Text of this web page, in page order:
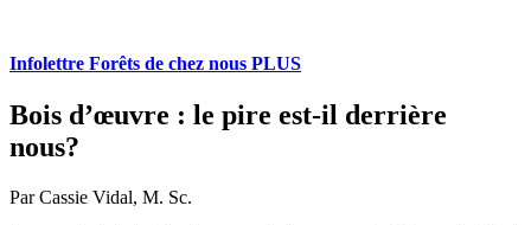
Infolettre Forêts de chez nous PLUS
Bois d’œuvre : le pire est-il derrière
nous?
Par Cassie Vidal, M. Sc.